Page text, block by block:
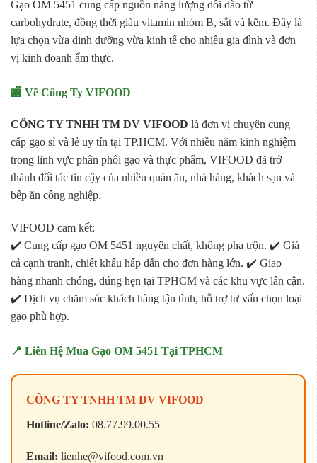
Gạo OM 5451 cung cấp nguồn năng lượng dồi dào từ
carbohydrate, đồng thời giàu vitamin nhóm B, sắt và kẽm. Đây là
lựa chọn vừa dinh dưỡng vừa kinh tế cho nhiều gia đình và đơn
vị kinh doanh ẩm thực.
🏬 Về Công Ty VIFOOD
CÔNG TY TNHH TM DV VIFOOD là đơn vị chuyên cung
cấp gạo sỉ và lẻ uy tín tại TP.HCM. Với nhiều năm kinh nghiệm
trong lĩnh vực phân phối gạo và thực phẩm, VIFOOD đã trở
thành đối tác tin cậy của nhiều quán ăn, nhà hàng, khách sạn và
bếp ăn công nghiệp.
VIFOOD cam kết:
✔️ Cung cấp gạo OM 5451 nguyên chất, không pha trộn. ✔️ Giá
cả cạnh tranh, chiết khấu hấp dẫn cho đơn hàng lớn. ✔️ Giao
hàng nhanh chóng, đúng hẹn tại TPHCM và các khu vực lân cận.
✔️ Dịch vụ chăm sóc khách hàng tận tình, hỗ trợ tư vấn chọn loại
gạo phù hợp.
📍 Liên Hệ Mua Gạo OM 5451 Tại TPHCM
CÔNG TY TNHH TM DV VIFOOD
Hotline/Zalo: 08.77.99.00.55
Email: lienhe@vifood.com.vn